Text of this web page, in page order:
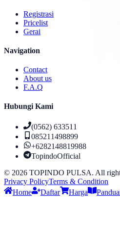
Registrasi
Pricelist
Gerai
Navigation
Contact
About us
F.A.Q
Hubungi Kami
(0562) 633511
085211498899
+6282148819988
TopindoOfficial
© 2026 TOPINDO PULSA. All
Privacy PolicyTerms & Condition
Home
Daftar Harga